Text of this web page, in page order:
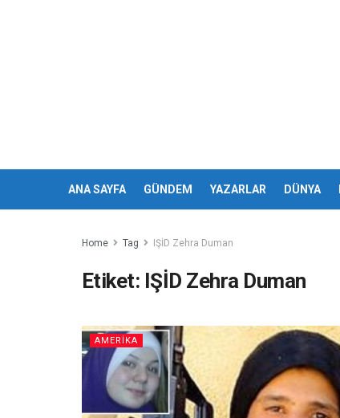
ANA SAYFA GÜNDEM YAZARLAR DÜNYA
Home Tag IŞİD Zehra Duman
Etiket: IŞİD Zehra Duman
AMERİKA